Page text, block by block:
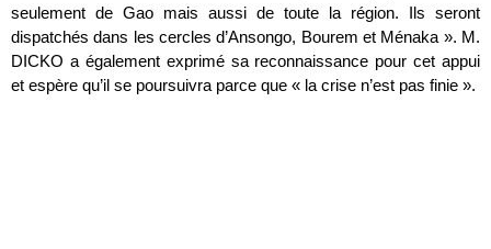
seulement de Gao mais aussi de toute la région. Ils seront
dispatchés dans les cercles d’Ansongo, Bourem et Ménaka ». M.
DICKO a également exprimé sa reconnaissance pour cet appui
et espère qu’il se poursuivra parce que « la crise n’est pas finie ».